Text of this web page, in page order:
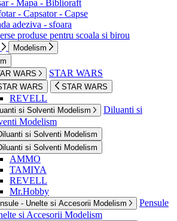
- Mapa - Biblioraft
- Capsator - Capse
adeziva - sfoara
produse pentru scoala si birou
Modelism
WARS
STAR WARS
WARS STAR WARS
REVELL
si Solventi Modelism
Diluanti si
Modelism
si Solventi Modelism
si Solventi Modelism
AMMO
TAMIYA
REVELL
Mr.Hobby
- Unelte si Accesorii Modelism
Pensule
si Accesorii Modelism